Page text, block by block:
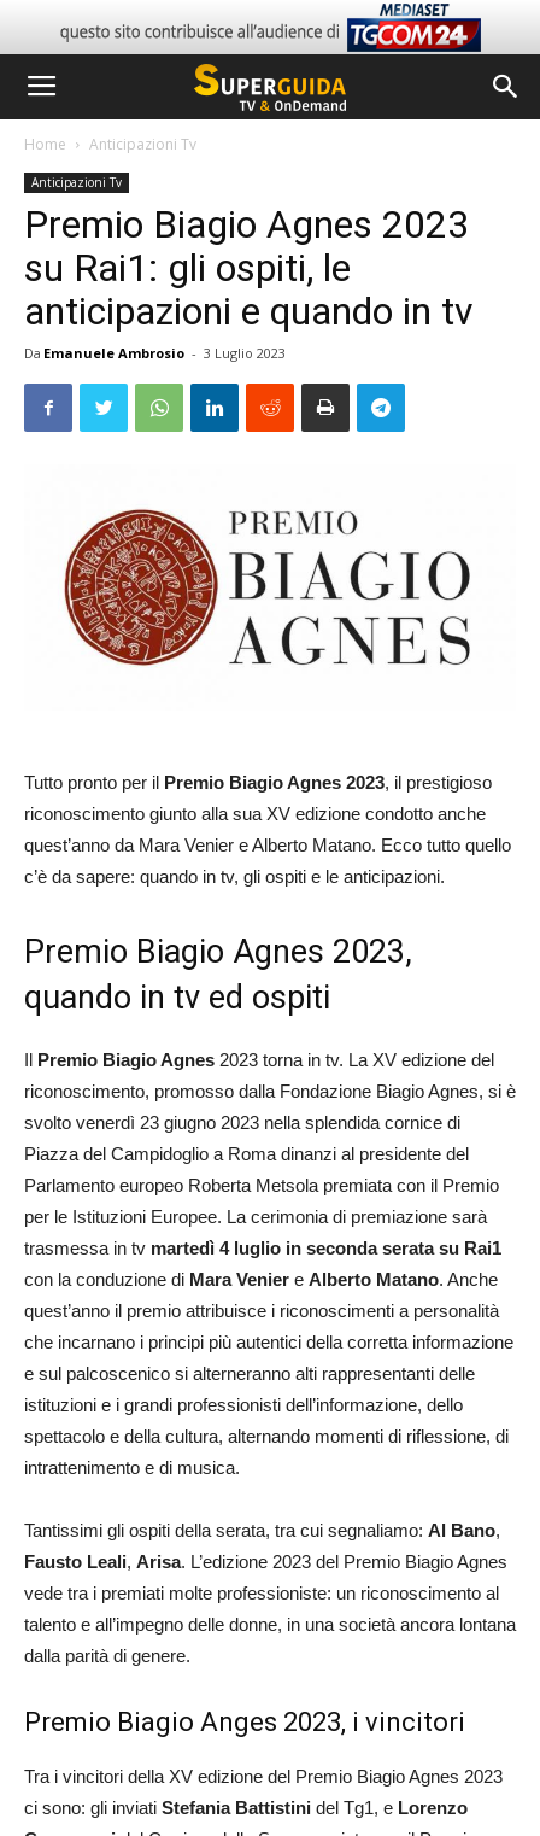
Home Anticipazioni Tv
Anticipazioni Tv
Premio Biagio Agnes 2023
su Rai1: gli ospiti, le
anticipazioni e quando in tv
Da Emanuele Ambrosio - 3 Luglio 2023
Tutto pronto per il Premio Biagio Agnes 2023, il prestigioso
riconoscimento giunto alla sua XV edizione condotto anche
quest’anno da Mara Venier e Alberto Matano. Ecco tutto quello
c’è da sapere: quando in tv, gli ospiti e le anticipazioni.
Premio Biagio Agnes 2023,
quando in tv ed ospiti
Il Premio Biagio Agnes 2023 torna in tv. La XV edizione del
riconoscimento, promosso dalla Fondazione Biagio Agnes, si è
svolto venerdì 23 giugno 2023 nella splendida cornice di
Piazza del Campidoglio a Roma dinanzi al presidente del
Parlamento europeo Roberta Metsola premiata con il Premio
per le Istituzioni Europee. La cerimonia di premiazione sarà
trasmessa in tv martedì 4 luglio in seconda serata su Rai1
con la conduzione di Mara Venier e Alberto Matano. Anche
quest’anno il premio attribuisce i riconoscimenti a personalità
che incarnano i principi più autentici della corretta informazione
e sul palcoscenico si alterneranno alti rappresentanti delle
istituzioni e i grandi professionisti dell’informazione, dello
spettacolo e della cultura, alternando momenti di riflessione, di
intrattenimento e di musica.
Tantissimi gli ospiti della serata, tra cui segnaliamo: Al Bano,
Fausto Leali, Arisa. L’edizione 2023 del Premio Biagio Agnes
vede tra i premiati molte professioniste: un riconoscimento al
talento e all’impegno delle donne, in una società ancora lontana
dalla parità di genere.
Premio Biagio Anges 2023, i vincitori
Tra i vincitori della XV edizione del Premio Biagio Agnes 2023
ci sono: gli inviati Stefania Battistini del Tg1, e Lorenzo